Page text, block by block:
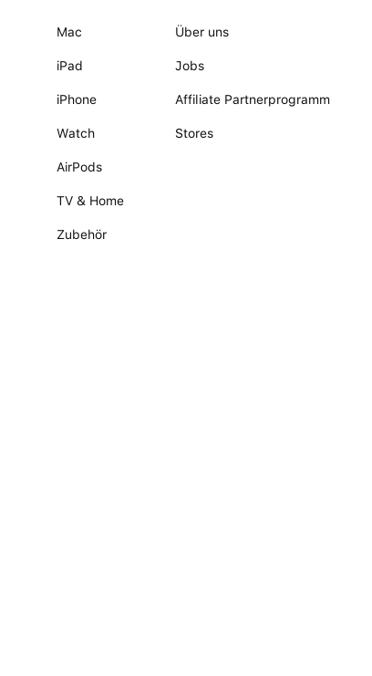
Mac
iPad
iPhone
Watch
AirPods
TV & Home
Zubehör
Über uns
Jobs
Affiliate Partnerprogramm
Stores